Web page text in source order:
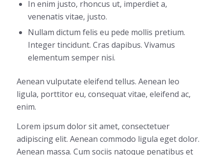
In enim justo, rhoncus ut, imperdiet a,
venenatis vitae, justo.
Nullam dictum felis eu pede mollis pretium.
Integer tincidunt. Cras dapibus. Vivamus
elementum semper nisi.
Aenean vulputate eleifend tellus. Aenean leo
ligula, porttitor eu, consequat vitae, eleifend ac,
enim.
Lorem ipsum dolor sit amet, consectetuer
adipiscing elit. Aenean commodo ligula eget dolor.
Aenean massa. Cum sociis natoque penatibus et